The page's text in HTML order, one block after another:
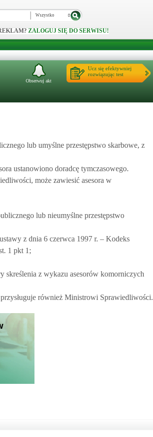
Wszystko
ZALOGUJ SIĘ DO SERWISU!
Ucz się efektywniej
rozwiązując test
Obserwuj akt
lub umyślne przestępstwo skarbowe, z
ustanowiono doradcę tymczasowego.
może zawiesić asesora w
lub nieumyślne przestępstwo
z dnia 6 czerwca 1997 r. – Kodeks
1 pkt 1;
skreślenia z wykazu asesorów komorniczych
również Ministrowi Sprawiedliwości.